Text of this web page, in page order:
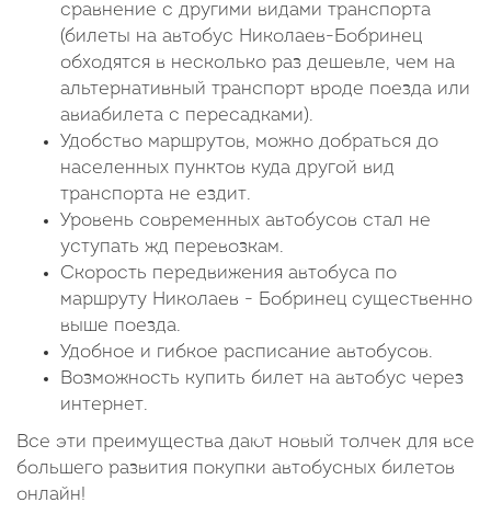
сравнение с другими видами транспорта
(билеты на автобус Николаев-Бобринец
обходятся в несколько раз дешевле, чем на
альтернативный транспорт вроде поезда или
авиабилета с пересадками).
Удобство маршрутов, можно добраться до
населенных пунктов куда другой вид
транспорта не ездит.
Уровень современных автобусов стал не
уступать жд перевозкам.
Скорость передвижения автобуса по
маршруту Николаев - Бобринец существенно
выше поезда.
Удобное и гибкое расписание автобусов.
Возможность купить билет на автобус через
интернет.
Все эти преимущества дают новый толчек для все
большего развития покупки автобусных билетов
онлайн!